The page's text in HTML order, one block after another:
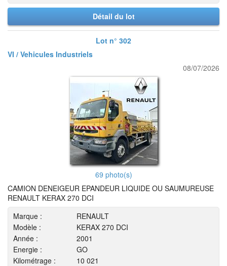
Détail du lot
Lot n° 302
VI / Vehicules Industriels
08/07/2026
69 photo(s)
CAMION DENEIGEUR EPANDEUR LIQUIDE OU SAUMUREUSE
RENAULT KERAX 270 DCI
Marque :
RENAULT
Modèle :
KERAX 270 DCI
Année :
2001
Energie :
GO
Kilométrage :
10 021